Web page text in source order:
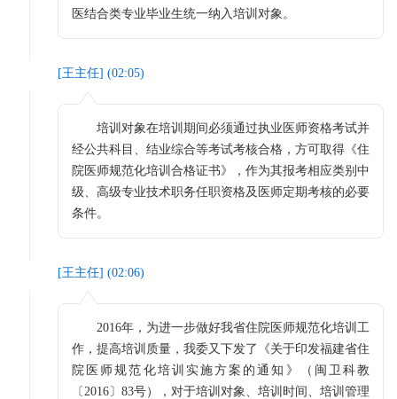
医结合类专业毕业生统一纳入培训对象。
[王主任] (02:05)
培训对象在培训期间必须通过执业医师资格考试并
经公共科目、结业综合等考试考核合格，方可取得《住
院医师规范化培训合格证书》，作为其报考相应类别中
级、高级专业技术职务任职资格及医师定期考核的必要
条件。
[王主任] (02:06)
2016年，为进一步做好我省住院医师规范化培训工
作，提高培训质量，我委又下发了《关于印发福建省住
院医师规范化培训实施方案的通知》（闽卫科教
〔2016〕83号），对于培训对象、培训时间、培训管理